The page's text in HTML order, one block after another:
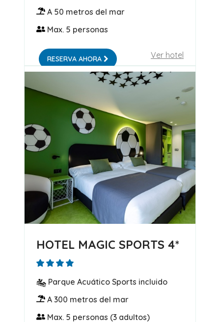
A 50 metros del mar
Max. 5 personas
RESERVA AHORA Ver hotel
HOTEL MAGIC SPORTS 4*
Parque Acuático Sports incluido
A 300 metros del mar
Max. 5 personas (3 adultos)